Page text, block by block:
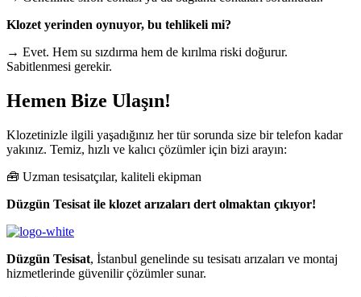
Klozet yerinden oynuyor, bu tehlikeli mi?
→ Evet. Hem su sızdırma hem de kırılma riski doğurur.
Sabitlenmesi gerekir.
Hemen Bize Ulaşın!
Klozetinizle ilgili yaşadığınız her tür sorunda size bir telefon kadar
yakınız. Temiz, hızlı ve kalıcı çözümler için bizi arayın:
🧰 Uzman tesisatçılar, kaliteli ekipman
Düzgün Tesisat ile klozet arızaları dert olmaktan çıkıyor!
Düzgün Tesisat, İstanbul genelinde su tesisatı arızaları ve montaj
hizmetlerinde güvenilir çözümler sunar.